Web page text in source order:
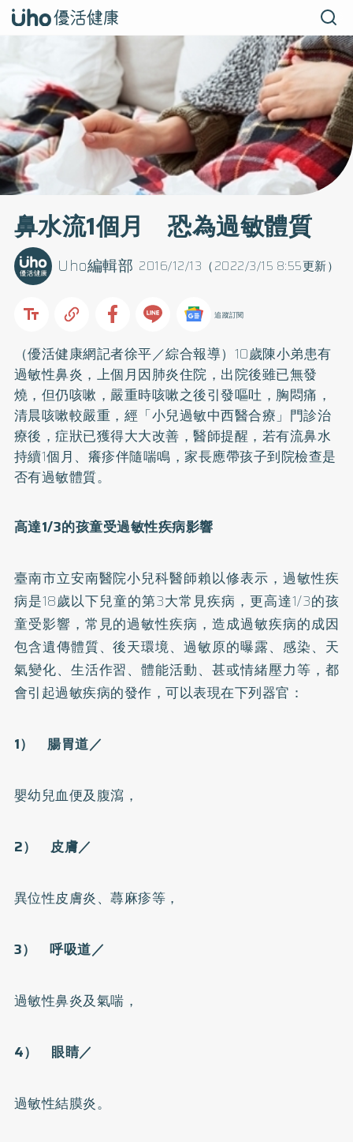
鼻水流1個月 恐為過敏體質
2016/12/13（2022/3/15 8:55更新）
Uho編輯部
追蹤訂閱
（優活健康網記者徐平／綜合報導）10歲陳小弟患有
過敏性鼻炎，上個月因肺炎住院，出院後雖已無發
燒，但仍咳嗽，嚴重時咳嗽之後引發嘔吐，胸悶痛，
清晨咳嗽較嚴重，經「小兒過敏中西醫合療」門診治
療後，症狀已獲得大大改善，醫師提醒，若有流鼻水
持續1個月、癢疹伴隨喘鳴，家長應帶孩子到院檢查是
否有過敏體質。
高達1/3的孩童受過敏性疾病影響
臺南市立安南醫院小兒科醫師賴以修表示，過敏性疾
病是18歲以下兒童的第3大常見疾病，更高達1/3的孩
童受影響，常見的過敏性疾病，造成過敏疾病的成因
包含遺傳體質、後天環境、過敏原的曝露、感染、天
氣變化、生活作習、體能活動、甚或情緒壓力等，都
會引起過敏疾病的發作，可以表現在下列器官：
1） 腸胃道／
嬰幼兒血便及腹瀉，
2） 皮膚／
異位性皮膚炎、蕁麻疹等，
3） 呼吸道／
過敏性鼻炎及氣喘 ，
4） 眼睛／
過敏性結膜炎。